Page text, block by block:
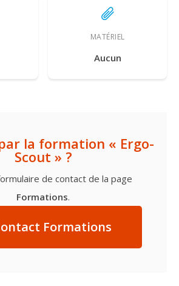
MATÉRIEL
Aucun
la formation « Ergo-
Scout » ?
de contact de la page
Formations.
Formations